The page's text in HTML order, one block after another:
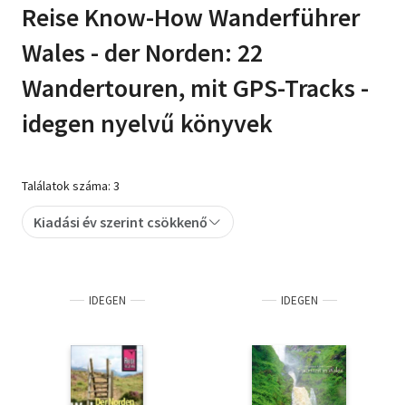
Erotika
Művészet
Szakkönyv
Tankönyv, segédkönyv
Társadalomtudomány
Természettudomány
Reise Know-How Wanderführer
Wales - der Norden: 22
Wandertouren, mit GPS-Tracks -
idegen nyelvű könyvek
Találatok száma: 3
Kiadási év szerint csökkenő
IDEGEN IDEGEN